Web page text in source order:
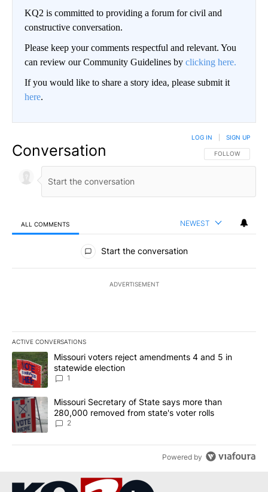
KQ2 is committed to providing a forum for civil and
constructive conversation.
Please keep your comments respectful and relevant. You
can review our Community Guidelines by clicking here.
If you would like to share a story idea, please submit it
here.
Conversation FOLLOW THIS
FOLLOW
LOG IN SIGN UP
ALL COMMENTS NEWEST
All Comments
Start the conversation
ADVERTISEMENT
ACTIVE CONVERSATIONS
The following is a list of the most commented articles in the last
A trending article titled "Missouri voters reject amendments 4
Missouri voters reject amendments 4 and 5 in
statewide election
1
A trending article titled "Missouri Secretary of State says more
Missouri Secretary of State says more than
280,000 removed from state's voter rolls
2
Powered by